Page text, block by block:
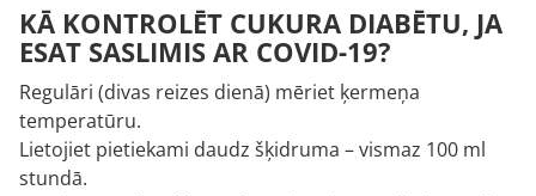
KĀ KONTROLĒT CUKURA DIABĒTU, JA
ESAT SASLIMIS AR COVID-19?
Regulāri (divas reizes dienā) mēriet ķermeņa
temperatūru.
Lietojiet pietiekami daudz šķidruma – vismaz 100 ml
stundā.